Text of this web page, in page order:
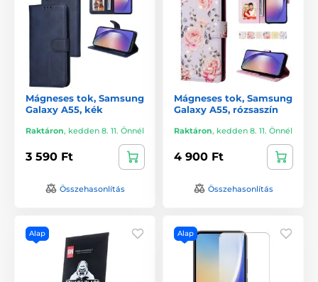
Mágneses tok, Samsung
Galaxy A55, kék
Raktáron, kedden 8. 11. Önnél
3 590 Ft
Összehasonlítás
Mágneses tok, Samsung
Galaxy A55, rózsaszín
Raktáron, kedden 8. 11. Önnél
4 900 Ft
Összehasonlítás
Alap Alap